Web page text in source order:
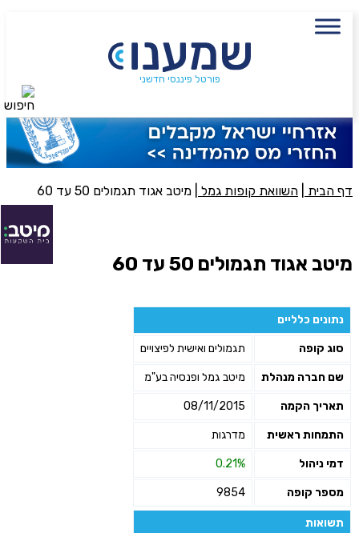
פורטל פיננסי חדשני
דף הבית השוואת קופות גמל מיטב אגוד תגמולים 50 עד 60
מיטב אגוד תגמולים 50 עד 60
נתונים כלליים
סוג קופה תגמולים ואישית לפיצויים
שם חברה מנהלת מיטב גמל ופנסיה בע"מ
תאריך הקמה 08/11/2015
התמחות ראשית מדרגות
דמי ניהול 0.21%
מספר קופה 9854
תשואות
שם מלא
פעולה נדרשת
מאשר כי פרטיי ישמשו לקבלת פניות והצעות שיווקיות למוצרים
פנסיוניים\ביטוח באמצעות טלפון, מייל או SMS מאיתנו או צד שלישי
שליחה
חיפוש